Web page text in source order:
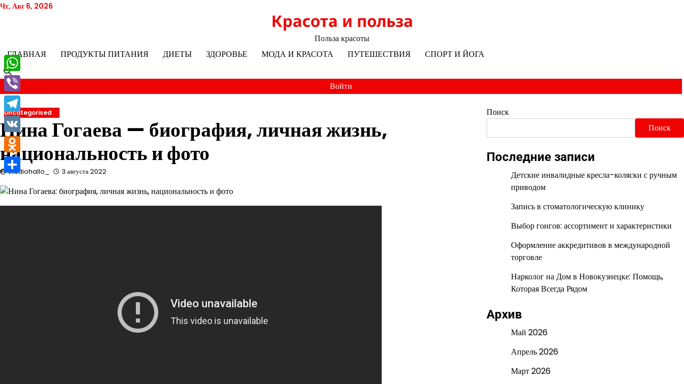
Перейти
Чт, Авг 6, 2026
Красота и польза
Польза красоты
ГЛАВНАЯ
ПРОДУКТЫ ПИТАНИЯ ДИЕТЫ ЗДОРОВЬЕ МОДА И КРАСОТА ПУТЕШЕСТВИЯ СПОРТ И ЙОГА
Войти
Uncategorised
Нина Гогаева — биография, личная жизнь,
национальность и фото
studiohallo_ 3 августа 2022
Поиск
Поиск
Последние записи
Детские инвалидные кресла-коляски с ручным
приводом
Запись в стоматологическую клинику
Выбор гонгов: ассортимент и характеристики
Оформление аккредитивов в международной
торговле
Нарколог на Дом в Новокузнецке: Помощь,
Которая Всегда Рядом
Архив
Май 2026
Апрель 2026
Март 2026
WhatsApp
Viber
Telegram
VK
Odnoklassniki